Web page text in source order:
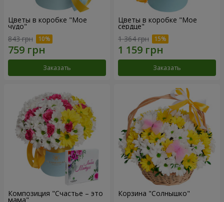
Цветы в коробке "Мое
чудо"
843 грн
Заказать
Цветы в коробке "Мое
сердце"
1 364 грн
Заказать
Композиция "Счастье – это
мама"
Корзина "Солнышко"